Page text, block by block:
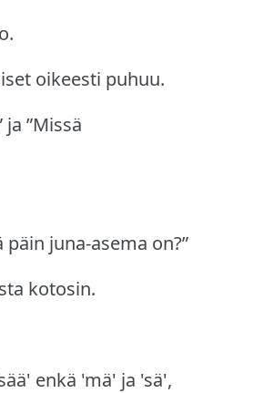
oikeesti puhuu.
”Missä
juna-asema on?”
kotosin.
enkä 'mä' ja 'sä',